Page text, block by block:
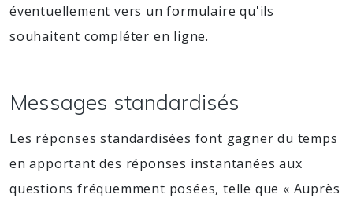
éventuellement vers un formulaire qu'ils
souhaitent compléter en ligne.
Messages standardisés
Les réponses standardisées font gagner du temps
en apportant des réponses instantanées aux
questions fréquemment posées, telle que « Auprès